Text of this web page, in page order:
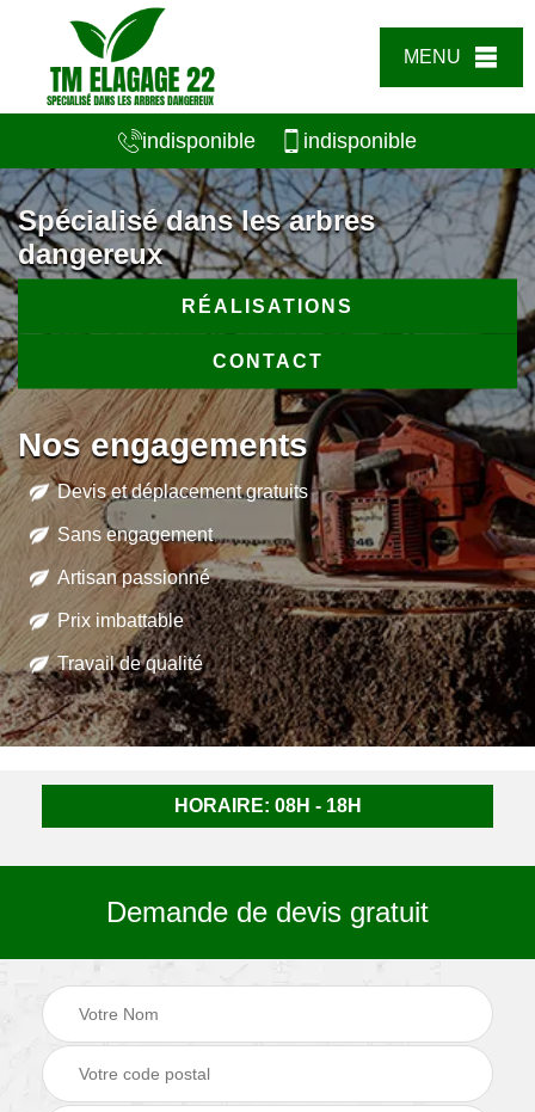
MENU
indisponible indisponible
Spécialisé dans les arbres
dangereux
RÉALISATIONS
CONTACT
Nos engagements
Devis et déplacement gratuits
Sans engagement
Artisan passionné
Prix imbattable
Travail de qualité
HORAIRE: 08H - 18H
Demande de devis gratuit